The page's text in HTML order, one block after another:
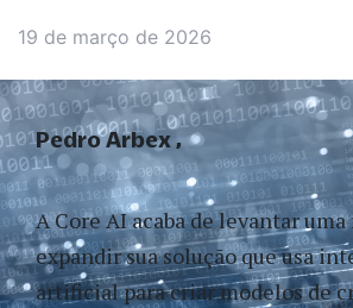
19 de março de 2026
A Core AI acaba de levantar uma
expandir sua solução que usa
artificial para criar modelos de
Pedro Arbex